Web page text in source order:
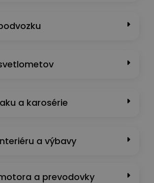
a karosérie
a výbavy
a prevodovky